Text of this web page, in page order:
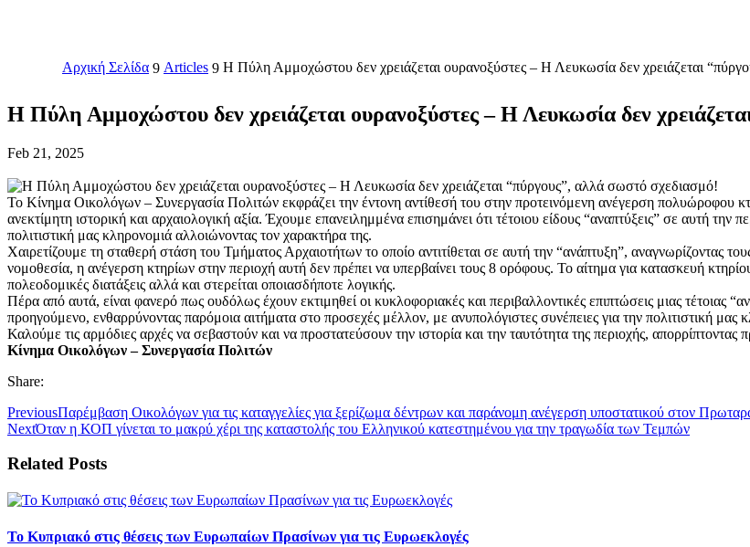
Αρχική Σελίδα 9 Articles 9 Η Πύλη Αμμοχώστου δεν χρειάζεται ουρανοξύστες – Η Λευκωσία δεν χρειάζεται
Η Πύλη Αμμοχώστου δεν χρειάζεται ουρανοξύστες – Η Λευκωσία δεν
Feb 21, 2025
Το Κίνημα Οικολόγων – Συνεργασία Πολιτών εκφράζει την έντονη αντίθεσή του στην προτεινόμενη ανέγερση
ανεκτίμητη ιστορική και αρχαιολογική αξία. Έχουμε επανειλημμένα επισημάνει ότι τέτοιου είδους “αναπτύξεις” σε αυτή την
πολιτιστική μας κληρονομιά αλλοιώνοντας τον χαρακτήρα της.
Χαιρετίζουμε τη σταθερή στάση του Τμήματος Αρχαιοτήτων το οποίο αντιτίθεται σε αυτή την “ανάπτυξη”, αναγνωρίζοντας
νομοθεσία, η ανέγερση κτηρίων στην περιοχή αυτή δεν πρέπει να υπερβαίνει τους 8 ορόφους. Το αίτημα για κατασκευή
πολεοδομικές διατάξεις αλλά και στερείται οποιασδήποτε λογικής.
Πέρα από αυτά, είναι φανερό πως ουδόλως έχουν εκτιμηθεί οι κυκλοφοριακές και περιβαλλοντικές επιπτώσεις μιας τέτοιας
προηγούμενο, ενθαρρύνοντας παρόμοια αιτήματα στο προσεχές μέλλον, με ανυπολόγιστες συνέπειες για την πολιτιστική μας
Καλούμε τις αρμόδιες αρχές να σεβαστούν και να προστατεύσουν την ιστορία και την ταυτότητα της περιοχής, απορρίπτοντας
Κίνημα Οικολόγων – Συνεργασία Πολιτών
Share:
PreviousΠαρέμβαση Οικολόγων για τις καταγγελίες για ξερίζωμα δέντρων και παράνομη ανέγερση υποστατικού στον
NextΌταν η ΚΟΠ γίνεται το μακρύ χέρι της καταστολής του Ελληνικού κατεστημένου για την τραγωδία των Τεμπών
Related Posts
Το Κυπριακό στις θέσεις των Ευρωπαίων Πρασίνων για τις Ευρωεκλογές